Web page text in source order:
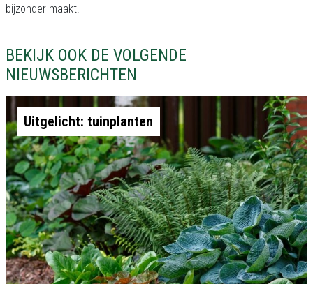
bijzonder maakt.
BEKIJK OOK DE VOLGENDE
NIEUWSBERICHTEN
Uitgelicht: tuinplanten